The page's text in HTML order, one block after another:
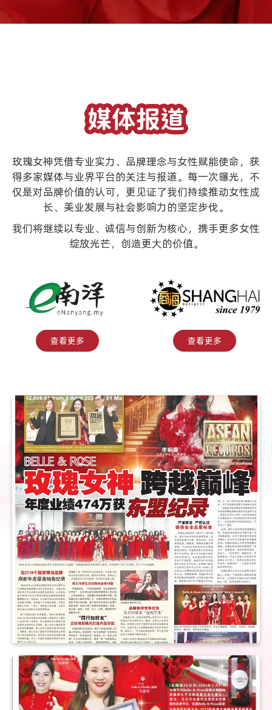
媒体报道
玫瑰女神凭借专业实力、品牌理念与女性赋能使命，获
得多家媒体与业界平台的关注与报道。每一次曝光，不
仅是对品牌价值的认可，更见证了我们持续推动女性成
长、美业发展与社会影响力的坚定步伐。
我们将继续以专业、诚信与创新为核心，携手更多女性
绽放光芒，创造更大的价值。
查看更多 查看更多